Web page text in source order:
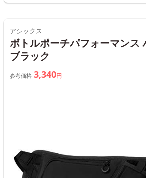
アシックス
ボトルポーチパフォーマンス
ブラック
参考価格 3,340円